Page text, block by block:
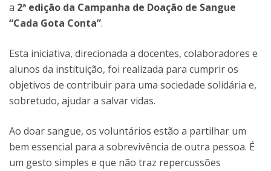
a 2ª edição da Campanha de Doação de Sangue
“Cada Gota Conta”.
Esta iniciativa, direcionada a docentes, colaboradores e
alunos da instituição, foi realizada para cumprir os
objetivos de contribuir para uma sociedade solidária e,
sobretudo, ajudar a salvar vidas.
Ao doar sangue, os voluntários estão a partilhar um
bem essencial para a sobrevivência de outra pessoa. É
um gesto simples e que não traz repercussões